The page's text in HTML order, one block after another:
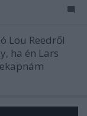
Lou Reedről
ha én Lars